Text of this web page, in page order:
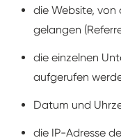
die Website, von
gelangen
die einzelnen
aufgerufen
Datum und
die IP-Adresse